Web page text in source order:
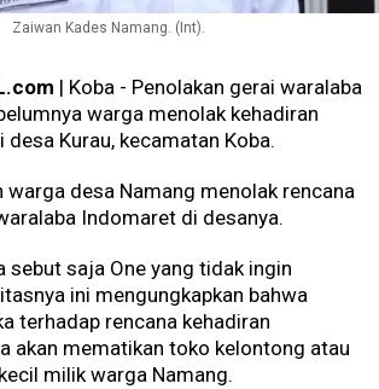
Zaiwan Kades Namang. (Int).
| Koba - Penolakan gerai waralaba
warga menolak kehadiran
desa Kurau, kecamatan Koba.
warga desa Namang menolak rencana
Indomaret di desanya.
sebut saja One yang tidak ingin
ini mengungkapkan bahwa
terhadap rencana kehadiran
akan mematikan toko kelontong atau
milik warga Namang.